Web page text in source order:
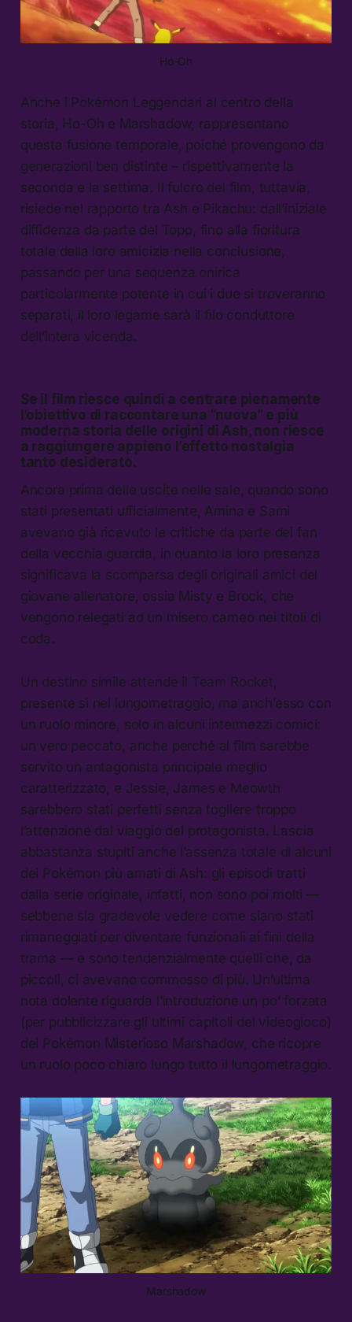
Ho-Oh
Anche i Pokémon Leggendari al centro della
storia, Ho-Oh e Marshadow, rappresentano
questa fusione temporale, poiché provengono da
generazioni ben distinte – rispettivamente la
seconda e la settima. Il fulcro del film, tuttavia,
risiede nel rapporto tra Ash e Pikachu: dall’iniziale
diffidenza da parte del Topo, fino alla fioritura
totale della loro amicizia nella conclusione,
passando per una sequenza onirica
particolarmente potente in cui i due si troveranno
separati, il loro legame sarà il filo conduttore
dell’intera vicenda.
Se il film riesce quindi a centrare pienamente
l’obiettivo di raccontare una “nuova” e più
moderna storia delle origini di Ash, non riesce
a raggiungere appieno l’effetto nostalgia
tanto desiderato.
Ancora prima delle uscite nelle sale, quando sono
stati presentati ufficialmente, Amina e Sami
avevano già ricevuto le critiche da parte dei fan
della vecchia guardia, in quanto la loro presenza
significava la scomparsa degli originali amici del
giovane allenatore, ossia Misty e Brock, che
vengono relegati ad un misero cameo nei titoli di
coda.
Un destino simile attende il Team Rocket,
presente sì nel lungometraggio, ma anch’esso con
un ruolo minore, solo in alcuni intermezzi comici:
un vero peccato, anche perché al film sarebbe
servito un antagonista principale meglio
caratterizzato, e Jessie, James e Meowth
sarebbero stati perfetti senza togliere troppo
l’attenzione dal viaggio del protagonista. Lascia
abbastanza stupiti anche l’assenza totale di alcuni
dei Pokémon più amati di Ash: gli episodi tratti
dalla serie originale, infatti, non sono poi molti —
sebbene sia gradevole vedere come siano stati
rimaneggiati per diventare funzionali ai fini della
trama — e sono tendenzialmente quelli che, da
piccoli, ci avevano commosso di più. Un’ultima
nota dolente riguarda l’introduzione un po’ forzata
(per pubblicizzare gli ultimi capitoli del videogioco)
del Pokémon Misterioso Marshadow, che ricopre
un ruolo poco chiaro lungo tutto il lungometraggio.
Marshadow